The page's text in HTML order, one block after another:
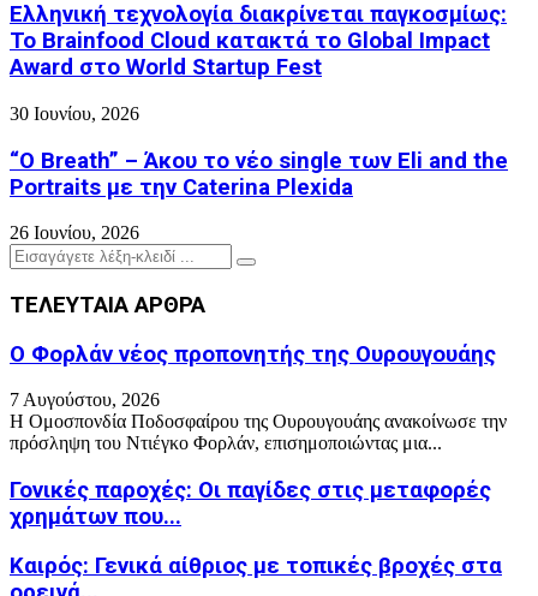
Ελληνική τεχνολογία διακρίνεται παγκοσμίως:
Το Brainfood Cloud κατακτά το Global Impact
Award στο World Startup Fest
30 Ιουνίου, 2026
“O Breath” – Άκου το νέο single των Eli and the
Portraits με την Caterina Plexida
26 Ιουνίου, 2026
Search
for:
Search
ΤΕΛΕΥΤΑΙΑ ΑΡΘΡΑ
Ο Φορλάν νέος προπονητής της Ουρουγουάης
7 Αυγούστου, 2026
Η Ομοσπονδία Ποδοσφαίρου της Ουρουγουάης ανακοίνωσε την
πρόσληψη του Ντιέγκο Φορλάν, επισημοποιώντας μια...
Γονικές παροχές: Οι παγίδες στις μεταφορές
χρημάτων που...
Καιρός: Γενικά αίθριος με τοπικές βροχές στα